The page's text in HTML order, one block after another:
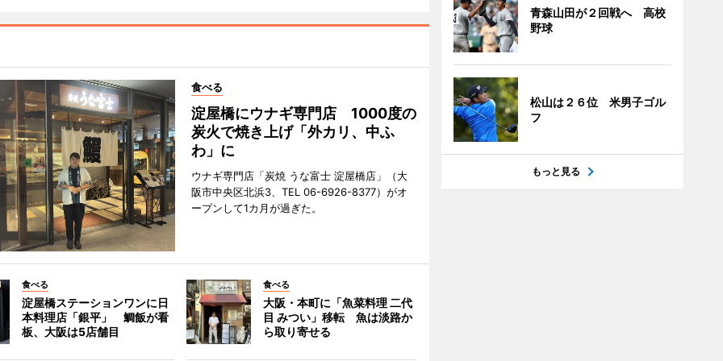
食べる
淀屋橋にウナギ専門店 1000度の
炭火で焼き上げ「外カリ、中ふ
わ」に
ウナギ専門店「炭焼 うな富士 淀屋橋店」（大
阪市中央区北浜3、TEL 06-6926-8377）がオ
ープンして1カ月が過ぎた。
食べる
淀屋橋ステーションワンに日
本料理店「銀平」 鯛飯が看
板、大阪は5店舗目
食べる
大阪・本町に「魚菜料理 二代
目 みつい」移転 魚は淡路か
ら取り寄せる
青森山田が２回戦へ 高校
野球
松山は２６位 米男子ゴル
フ
もっと見る